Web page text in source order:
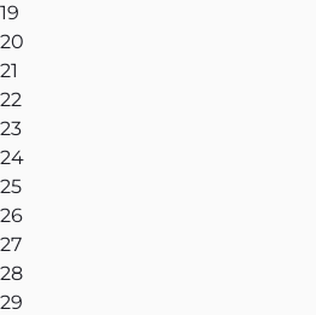
19
20
21
22
23
24
25
26
27
28
29